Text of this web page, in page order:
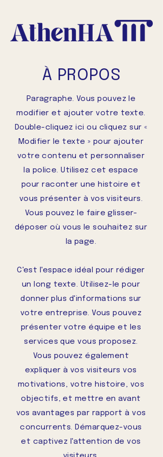
À PROPOS
Paragraphe. Vous pouvez le
modifier et ajouter votre texte.
Double-cliquez ici ou cliquez sur «
Modifier le texte » pour ajouter
votre contenu et personnaliser
la police. Utilisez cet espace
pour raconter une histoire et
vous présenter à vos visiteurs.
Vous pouvez le faire glisser-
déposer où vous le souhaitez sur
la page.
C'est l'espace idéal pour rédiger
un long texte. Utilisez-le pour
donner plus d'informations sur
votre entreprise. Vous pouvez
présenter votre équipe et les
services que vous proposez.
Vous pouvez également
expliquer à vos visiteurs vos
motivations, votre histoire, vos
objectifs, et mettre en avant
vos avantages par rapport à vos
concurrents. Démarquez-vous
et captivez l'attention de vos